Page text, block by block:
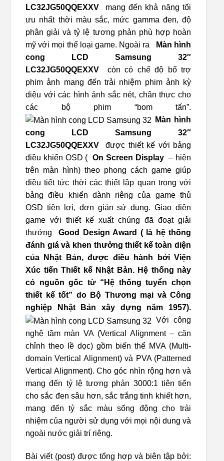
LC32JG50QQEXXV mang đến khả năng tối
ưu nhất thời màu sắc, mức gamma đen, độ
phân giải và tỷ lệ tương phản phù hợp hoàn
mỹ với mọi thể loại game. Ngoài ra
Màn hình
cong LCD Samsung 32″
LC32JG50QQEXXV
còn có chế độ bổ trợ
phim ảnh mang đến trải nhiệm phim ảnh kỳ
diệu với các hình ảnh sắc nét, chân thực cho
các bộ phim “bom tấn”.
Màn hình
cong LCD Samsung 32″
LC32JG50QQEXXV
được thiết kế với bảng
điều khiển OSD ( On Screen Display – hiện
trên màn hình) theo phong cách game giúp
điều tiết tức thời các thiết lập quan trọng với
bảng điều khiển dành riêng của game thủ
OSD tiện lợi, đơn giản sử dụng. Giao diện
game với thiết kế xuất chúng đã đoạt giải
thưởng Good Design Award ( là hệ thống
đánh giá và khen thưởng thiết kế toàn diện
của Nhật Bản, được điều hành bởi Viện
Xúc tiến Thiết kế Nhật Bản. Hệ thống này
có nguồn gốc từ “Hệ thống tuyển chọn
thiết kế tốt” do Bộ Thương mại và Công
nghiệp Nhật Bản xây dựng năm 1957).
Với công
nghệ tầm màn VA (Vertical Alignment – căn
chỉnh theo lề dọc) gồm biến thể MVA (Multi-
domain Vertical Alignment) và PVA (Patterned
Vertical Alignment). Cho góc nhìn rộng hơn và
mang đến tỷ lệ tương phản 3000:1 tiên tiến
cho sắc đen sâu hơn, sắc trắng tinh khiết hơn,
mang đến tỷ sắc màu sống động cho trải
nhiệm của người sử dụng với mọi nội dung và
ngoài nước giải trí riêng.
Bài viết (post) được tổng hợp và biên tập bởi: